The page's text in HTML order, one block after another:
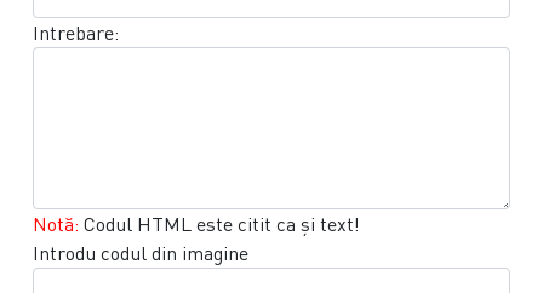
Intrebare:
Notă: Codul HTML este citit ca şi text!
Introdu codul din imagine